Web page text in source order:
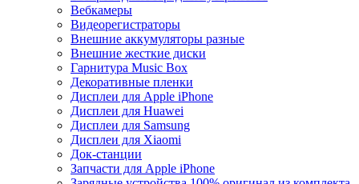
Вебкамеры
Видеорегистраторы
Внешние аккумуляторы разные
Внешние жесткие диски
Гарнитура Music Box
Декоративные пленки
Дисплеи для Apple iPhone
Дисплеи для Huawei
Дисплеи для Samsung
Дисплеи для Xiaomi
Док-станции
Запчасти для Apple iPhone